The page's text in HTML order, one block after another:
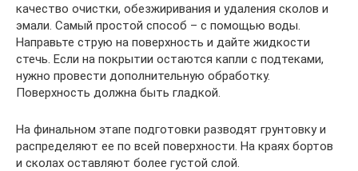
качество очистки, обезжиривания и удаления сколов и
эмали. Самый простой способ – с помощью воды.
Направьте струю на поверхность и дайте жидкости
стечь. Если на покрытии остаются капли с подтеками,
нужно провести дополнительную обработку.
Поверхность должна быть гладкой.
На финальном этапе подготовки разводят грунтовку и
распределяют ее по всей поверхности. На краях бортов
и сколах оставляют более густой слой.